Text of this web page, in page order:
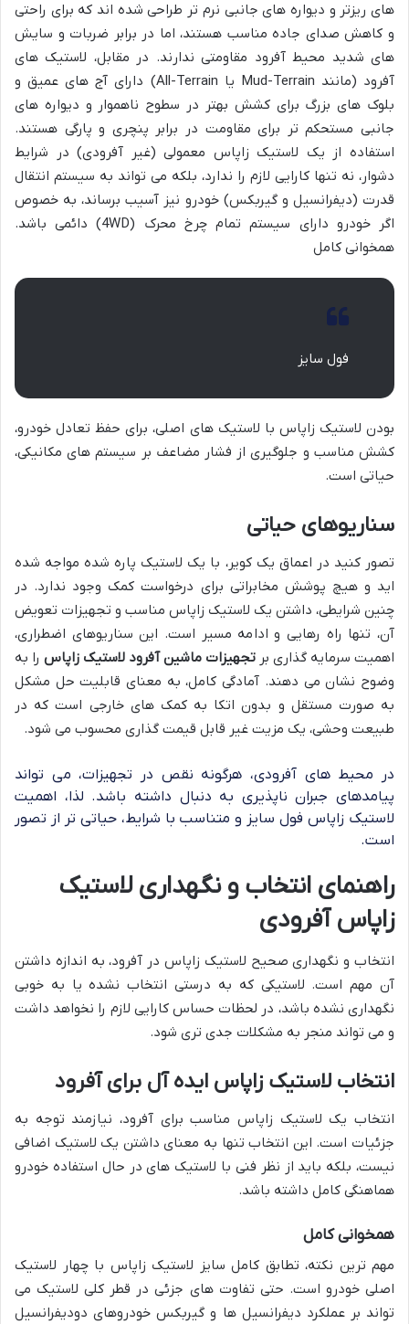
های ریزتر و دیواره های جانبی نرم تر طراحی شده اند که برای راحتی
و کاهش صدای جاده مناسب هستند، اما در برابر ضربات و سایش
های شدید محیط آفرود مقاومتی ندارند. در مقابل، لاستیک های
آفرود (مانند Mud-Terrain یا All-Terrain) دارای آج های عمیق و
بلوک های بزرگ برای کشش بهتر در سطوح ناهموار و دیواره های
جانبی مستحکم تر برای مقاومت در برابر پنچری و پارگی هستند.
استفاده از یک لاستیک زاپاس معمولی (غیر آفرودی) در شرایط
دشوار، نه تنها کارایی لازم را ندارد، بلکه می تواند به سیستم انتقال
قدرت (دیفرانسیل و گیربکس) خودرو نیز آسیب برساند، به خصوص
اگر خودرو دارای سیستم تمام چرخ محرک (4WD) دائمی باشد.
همخوانی کامل
فول سایز
بودن لاستیک زاپاس با لاستیک های اصلی، برای حفظ تعادل خودرو،
کشش مناسب و جلوگیری از فشار مضاعف بر سیستم های مکانیکی،
حیاتی است.
سناریوهای حیاتی
تصور کنید در اعماق یک کویر، با یک لاستیک پاره شده مواجه شده
اید و هیچ پوشش مخابراتی برای درخواست کمک وجود ندارد. در
چنین شرایطی، داشتن یک لاستیک زاپاس مناسب و تجهیزات تعویض
آن، تنها راه رهایی و ادامه مسیر است. این سناریوهای اضطراری،
اهمیت سرمایه گذاری بر تجهیزات ماشین آفرود لاستیک زاپاس را به
وضوح نشان می دهند. آمادگی کامل، به معنای قابلیت حل مشکل
به صورت مستقل و بدون اتکا به کمک های خارجی است که در
طبیعت وحشی، یک مزیت غیر قابل قیمت گذاری محسوب می شود.
در محیط های آفرودی، هرگونه نقص در تجهیزات، می تواند
پیامدهای جبران ناپذیری به دنبال داشته باشد. لذا، اهمیت
لاستیک زاپاس فول سایز و متناسب با شرایط، حیاتی تر از تصور
است.
راهنمای انتخاب و نگهداری لاستیک
زاپاس آفرودی
انتخاب و نگهداری صحیح لاستیک زاپاس در آفرود، به اندازه داشتن
آن مهم است. لاستیکی که به درستی انتخاب نشده یا به خوبی
نگهداری نشده باشد، در لحظات حساس کارایی لازم را نخواهد داشت
و می تواند منجر به مشکلات جدی تری شود.
انتخاب لاستیک زاپاس ایده آل برای آفرود
انتخاب یک لاستیک زاپاس مناسب برای آفرود، نیازمند توجه به
جزئیات است. این انتخاب تنها به معنای داشتن یک لاستیک اضافی
نیست، بلکه باید از نظر فنی با لاستیک های در حال استفاده خودرو
هماهنگی کامل داشته باشد.
همخوانی کامل
مهم ترین نکته، تطابق کامل سایز لاستیک زاپاس با چهار لاستیک
اصلی خودرو است. حتی تفاوت های جزئی در قطر کلی لاستیک می
تواند بر عملکرد دیفرانسیل ها و گیربکس خودروهای دودیفرانسیل